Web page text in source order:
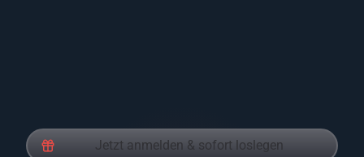
Jetzt anmelden & sofort loslegen